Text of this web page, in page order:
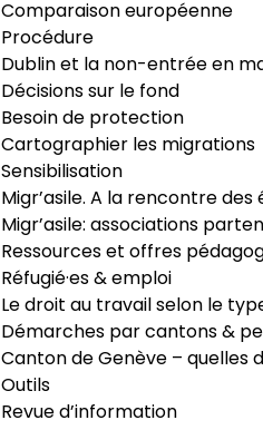
Comparaison européenne
Procédure
Dublin et la non-entrée en
Décisions sur le fond
Besoin de protection
Cartographier les migrations
Sensibilisation
Migr’asile. A la rencontre des
Migr’asile: associations
Ressources et offres
Réfugié·es & emploi
Le droit au travail selon le
Démarches par cantons &
Canton de Genève – quelles
Outils
Revue d’information